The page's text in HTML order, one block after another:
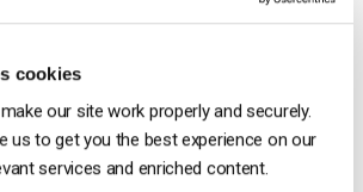
cookies
our site work properly and securely.
us to get you the best experience on our
services and enriched content.